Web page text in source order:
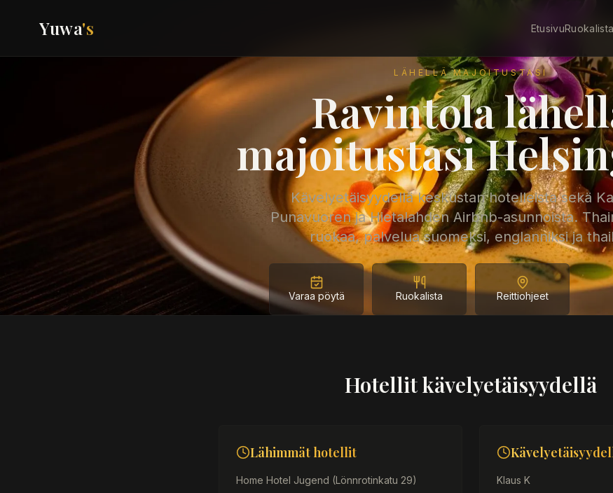
Yuwa's EtusivuRuokalista
LÄHELLÄ MAJOITUSTASI
Ravintola
majoitustasi
Kävelyetäisyydellä keskustan hotelleista sekä
Punavuoren ja Hietalahden Airbnb-asunnoista.
ruokaa, palvelua suomeksi, englanniksi ja
Varaa pöytä Ruokalista Reittiohjeet
Hotellit kävelyetäisyydellä
Lähimmät hotellit
Home Hotel Jugend (Lönnrotinkatu 29)
Klaus K